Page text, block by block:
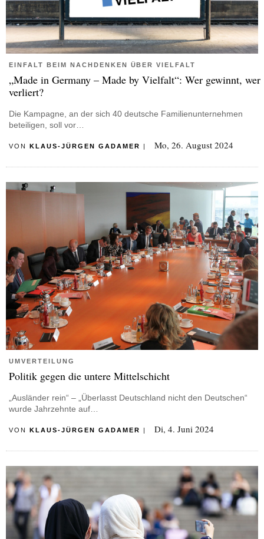
EINFALT BEIM NACHDENKEN ÜBER VIELFALT
„Made in Germany – Made by Vielfalt“: Wer gewinnt, wer
verliert?
Die Kampagne, an der sich 40 deutsche Familienunternehmen
beteiligen, soll vor…
VON KLAUS-JÜRGEN GADAMER | Mo, 26. August 2024
UMVERTEILUNG
Politik gegen die untere Mittelschicht
„Ausländer rein“ – „Überlasst Deutschland nicht den Deutschen“
wurde Jahrzehnte auf…
VON KLAUS-JÜRGEN GADAMER | Di, 4. Juni 2024